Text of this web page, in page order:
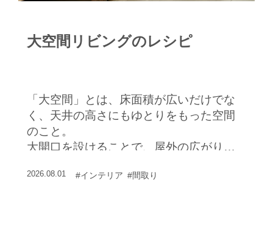
大空間リビングのレシピ
「大空間」とは、床面積が広いだけでな
く、天井の高さにもゆとりをもった空間
のこと。
大開口を設けることで、屋外の広がりを
量も増えるため、実際以上の広さを感じ
2026.08.01 #インテリア #間取り